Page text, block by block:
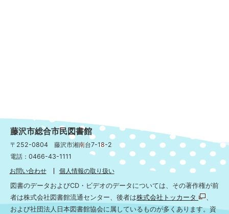
藤沢市総合市民図書館
〒252-0804 藤沢市湘南台7-18-2
電話：0466-43-1111
お問い合わせ
個人情報の取り扱い
図書のデータおよびCD・ビデオのデータについては、その著作権が前
者は株式会社図書館流通センター、後者は株式会社トッカータ
、
および社団法人日本図書館協会に属しているものが多くあります。資